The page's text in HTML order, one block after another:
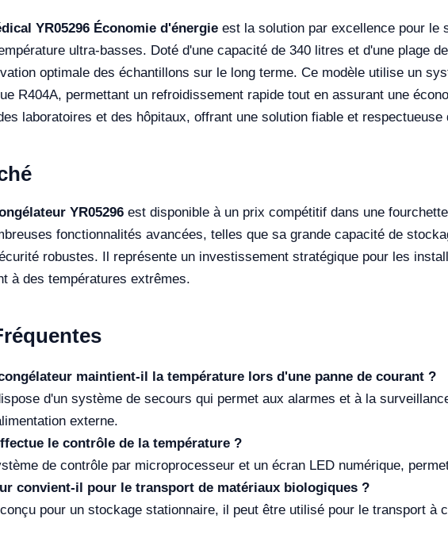
YR05296 Économie d'énergie est la solution par excellence pour le
ultra-basses. Doté d'une capacité de 340 litres et d'une plage
optimale des échantillons sur le long terme. Ce modèle utilise un
R404A, permettant un refroidissement rapide tout en assurant une
laboratoires et des hôpitaux, offrant une solution fiable et respectueuse
YR05296 est disponible à un prix compétitif dans une
fonctionnalités avancées, telles que sa grande capacité de
robustes. Il représente un investissement stratégique pour les
à des températures extrêmes.
maintient-il la température lors d'une panne de courant ?
d'un système de secours qui permet aux alarmes et à la
externe.
le contrôle de la température ?
de contrôle par microprocesseur et un écran LED numérique,
convient-il pour le transport de matériaux biologiques ?
pour un stockage stationnaire, il peut être utilisé pour le transport à